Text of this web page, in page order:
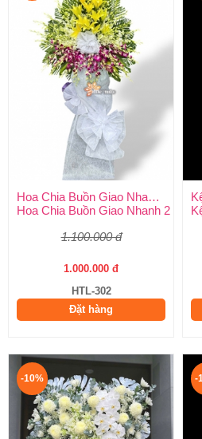
Hoa Chia Buồn Giao Nhanh 2 Giờ
Hoa Chia Buồn Giao Nhanh 2 Giờ
1.100.000 đ
1.000.000 đ
HTL-302
Đặt hàng
-10% -